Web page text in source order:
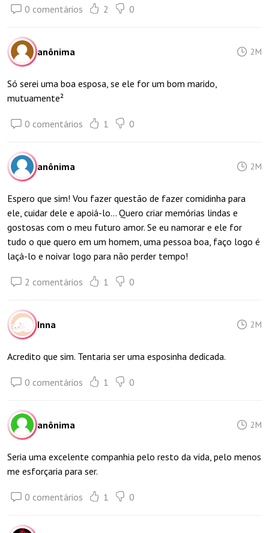
0 comentários 2 0
anônima 2M
Só serei uma boa esposa, se ele for um bom marido,
mutuamente²
0 comentários 1 0
anônima 2M
Espero que sim! Vou fazer questão de fazer comidinha para
ele, cuidar dele e apoiá-lo... Quero criar memórias lindas e
gostosas com o meu futuro amor. Se eu namorar e ele for
tudo o que quero em um homem, uma pessoa boa, faço logo é
laçá-lo e noivar logo para não perder tempo!
2 comentários 1 0
Inna 2M
Acredito que sim. Tentaria ser uma esposinha dedicada.
0 comentários 1 0
anônima 2M
Seria uma excelente companhia pelo resto da vida, pelo menos
me esforçaria para ser.
0 comentários 1 0